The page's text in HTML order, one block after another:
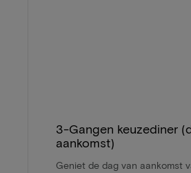
3-Gangen keuzediner
aankomst)
Geniet de dag van aankomst